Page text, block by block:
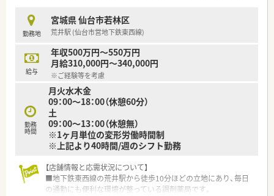
■代表取締役自身も薬剤師の資格を所持しており、現場の意見が
通りやすい風通しの良い就業環境が魅力です。
■門前クリニックのドクターとの人間関係を極めて大切にして
おり、非常に良好な関係性を築いています。
勤務地
宮城県 仙台市若林区
荒井駅 (仙台市営地下鉄東西線)
給与
年収500万円～550万円
月給310,000円～340,000円
※ご経験等を考慮
勤務
時間
月火水木金
09：00～18：00（休憩60分）
土
09：00～13：00（休憩無）
※1ヶ月単位の変形労働時間制
※上記より40時間/週のシフト勤務
【店舗情報と応需状況について】
■地下鉄東西線の荒井駅から徒歩10分ほどの立地にあり、毎日
の通勤にも便利な環境が整っている調剤薬局です。